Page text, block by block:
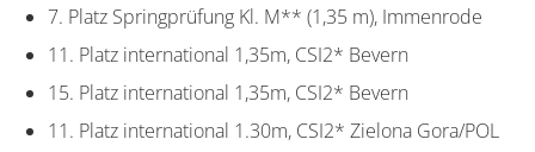
7. Platz Springprüfung Kl. M** (1,35 m), Immenrode
11. Platz international 1,35m, CSI2* Bevern
15. Platz international 1,35m, CSI2* Bevern
11. Platz international 1.30m, CSI2* Zielona Gora/POL